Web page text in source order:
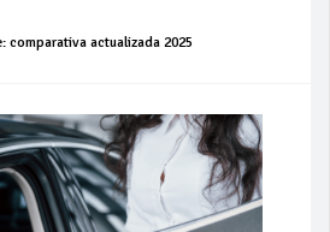
comparativa actualizada 2025